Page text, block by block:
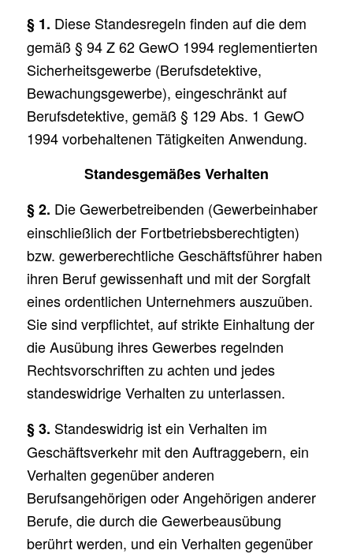
§ 1. Diese Standesregeln finden auf die dem
gemäß § 94 Z 62 GewO 1994 reglementierten
Sicherheitsgewerbe (Berufsdetektive,
Bewachungsgewerbe), eingeschränkt auf
Berufsdetektive, gemäß § 129 Abs. 1 GewO
1994 vorbehaltenen Tätigkeiten Anwendung.
Standesgemäßes Verhalten
§ 2. Die Gewerbetreibenden (Gewerbeinhaber
einschließlich der Fortbetriebsberechtigten)
bzw. gewerberechtliche Geschäftsführer haben
ihren Beruf gewissenhaft und mit der Sorgfalt
eines ordentlichen Unternehmers auszuüben.
Sie sind verpflichtet, auf strikte Einhaltung der
die Ausübung ihres Gewerbes regelnden
Rechtsvorschriften zu achten und jedes
standeswidrige Verhalten zu unterlassen.
§ 3. Standeswidrig ist ein Verhalten im
Geschäftsverkehr mit den Auftraggebern, ein
Verhalten gegenüber anderen
Berufsangehörigen oder Angehörigen anderer
Berufe, die durch die Gewerbeausübung
berührt werden, und ein Verhalten gegenüber